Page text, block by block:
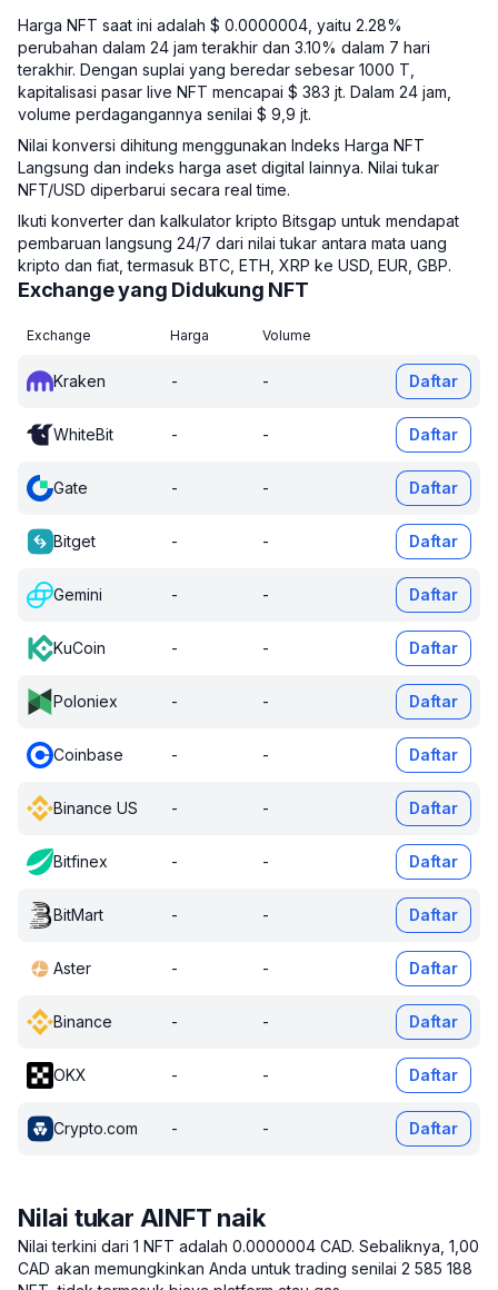
Harga NFT saat ini adalah $ 0.0000004, yaitu 2.28%
perubahan dalam 24 jam terakhir dan 3.10% dalam 7 hari
terakhir. Dengan suplai yang beredar sebesar 1000 T,
kapitalisasi pasar live NFT mencapai $ 383 jt. Dalam 24 jam,
volume perdagangannya senilai $ 9,9 jt.
Nilai konversi dihitung menggunakan Indeks Harga NFT
Langsung dan indeks harga aset digital lainnya. Nilai tukar
NFT/USD diperbarui secara real time.
Ikuti konverter dan kalkulator kripto Bitsgap untuk mendapat
pembaruan langsung 24/7 dari nilai tukar antara mata uang
kripto dan fiat, termasuk BTC, ETH, XRP ke USD, EUR, GBP.
Exchange yang Didukung NFT
Exchange Harga Volume
Kraken - - Daftar
WhiteBit - - Daftar
Gate - - Daftar
Bitget - - Daftar
Gemini - - Daftar
KuCoin - - Daftar
Poloniex - - Daftar
Coinbase - - Daftar
Binance US - - Daftar
Bitfinex - - Daftar
BitMart - - Daftar
Aster - - Daftar
Binance - - Daftar
OKX - - Daftar
Crypto.com - - Daftar
Nilai tukar AINFT naik
Nilai terkini dari 1 NFT adalah 0.0000004 CAD. Sebaliknya, 1,00
CAD akan memungkinkan Anda untuk trading senilai 2 585 188